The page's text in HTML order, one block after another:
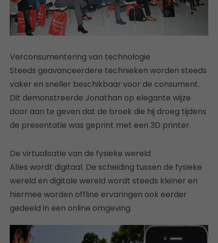
Verconsumentering van technologie
Steeds geavanceerdere technieken worden steeds
vaker en sneller beschikbaar voor de consument.
Dit demonstreerde Jonathan op elegante wijze
door aan te geven dat de broek die hij droeg tijdens
de presentatie was geprint met een 3D printer.
De virtualisatie van de fysieke wereld
Alles wordt digitaal. De scheiding tussen de fysieke
wereld en digitale wereld wordt steeds kleiner en
hiermee worden offline ervaringen ook eerder
gedeeld in een online omgeving.